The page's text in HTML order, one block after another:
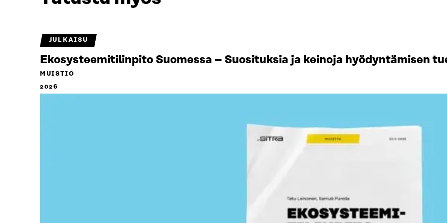
JULKAISU
Ekosysteemitilinpito Suomessa – Suosituksia ja keinoja hyödyntämisen
MUISTIO
2026